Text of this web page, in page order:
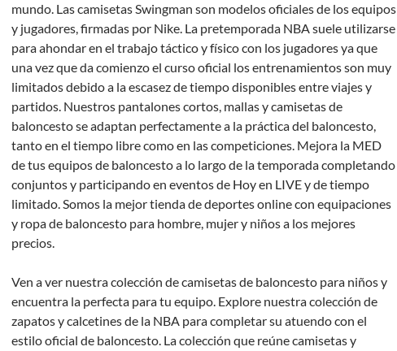
mundo. Las camisetas Swingman son modelos oficiales de los equipos
y jugadores, firmadas por Nike. La pretemporada NBA suele utilizarse
para ahondar en el trabajo táctico y físico con los jugadores ya que
una vez que da comienzo el curso oficial los entrenamientos son muy
limitados debido a la escasez de tiempo disponibles entre viajes y
partidos. Nuestros pantalones cortos, mallas y camisetas de
baloncesto se adaptan perfectamente a la práctica del baloncesto,
tanto en el tiempo libre como en las competiciones. Mejora la MED
de tus equipos de baloncesto a lo largo de la temporada completando
conjuntos y participando en eventos de Hoy en LIVE y de tiempo
limitado. Somos la mejor tienda de deportes online con equipaciones
y ropa de baloncesto para hombre, mujer y niños a los mejores
precios.
Ven a ver nuestra colección de camisetas de baloncesto para niños y
encuentra la perfecta para tu equipo. Explore nuestra colección de
zapatos y calcetines de la NBA para completar su atuendo con el
estilo oficial de baloncesto. La colección que reúne camisetas y